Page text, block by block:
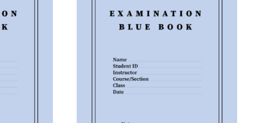
مرحلة الماجستير
مرحلة الدكتوراه
الهيكل التنظيمي لكلية الشريعة
التعليم والتعلم
التقييمات واستطلاعات الرأي
علم